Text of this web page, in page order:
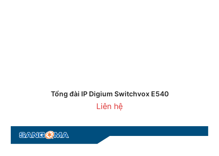
Tổng đài IP Digium Switchvox E540
Liên hệ